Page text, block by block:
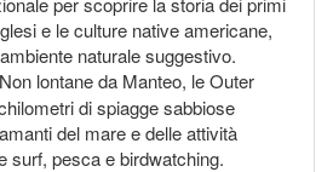
e le culture native americane,
naturale suggestivo.
lontane da Manteo, le Outer
di spiagge sabbiose
del mare e delle attività
surf, pesca e birdwatching.